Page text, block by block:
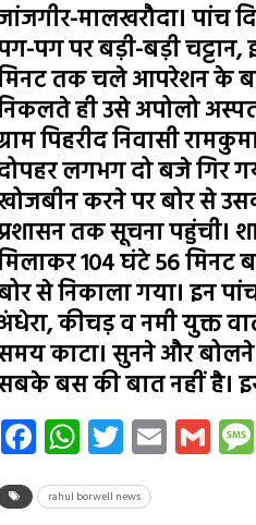
मालखरौदा। पांच
पग पर बड़ी-बड़ी
तक चले आपरेशन के
ही उसे अपोलो
पिहरीद निवासी
लगभग दो बजे गिर
करने पर बोर से
तक सूचना पहुंची।
104 घंटे 56
से निकाला गया। इन
कीचड़ व नमी युक्त
काटा। सुनने और
बस की बात नहीं है।
Facebook
WhatsApp
Twitter
Email
rahul borwell news